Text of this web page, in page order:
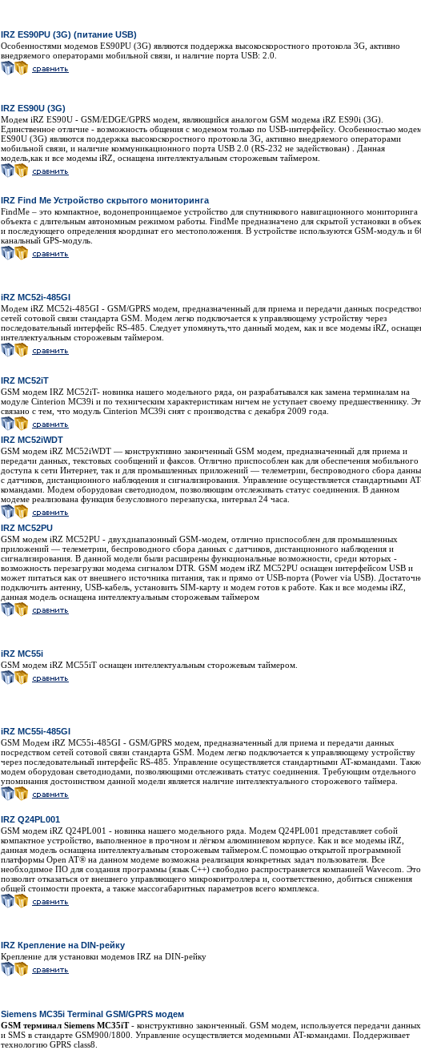
IRZ ES90PU (3G) (питание USB)
Особенностями модемов ES90PU (3G) являются поддержка высокоскоростного протокола 3G, активно
внедряемого операторами мобильной связи, и наличие порта USB: 2.0.
IRZ ES90U (3G)
Модем iRZ ES90U - GSM/EDGE/GPRS модем, являющийся аналогом GSM модема iRZ ES90i (3G).
Единственное отличие - возможность общения с модемом только по USB-интерфейсу. Особенностью
ES90U (3G) являются поддержка высокоскоростного протокола 3G, активно внедряемого операторами
мобильной связи, и наличие коммуникационного порта USB 2.0 (RS-232 не задействован) . Данная
модель,как и все модемы iRZ, оснащена интеллектуальным сторожевым таймером.
IRZ Find Me Устройство скрытого мониторинга
FindMe – это компактное, водонепроницаемое устройство для спутникового навигационного мониторинга
объекта с длительным автономным режимом работы. FindMe предназначено для скрытой установки в
и последующего определения координат его местоположения. В устройстве используются GSM-модуль и
канальный GPS-модуль.
iRZ MC52i-485GI
Модем iRZ MC52i-485GI - GSM/GPRS модем, предназначенный для приема и передачи данных
сетей сотовой связи стандарта GSM. Модем легко подключается к управляющему устройству через
последовательный интерфейс RS-485. Следует упомянуть,что данный модем, как и все модемы iRZ,
интеллектуальным сторожевым таймером.
IRZ MC52iT
GSM модем IRZ MC52iT- новинка нашего модельного ряда, он разрабатывался как замена терминалам на
модуле Cinterion MC39i и по техническим характеристикам ничем не уступает своему предшественнику.
связано с тем, что модуль Cinterion MC39i снят с производства с декабря 2009 года.
IRZ MC52iWDT
GSM модем iRZ MC52iWDT — конструктивно законченный GSM модем, предназначенный для приема и
передачи данных, текстовых сообщений и факсов. Отлично приспособлен как для обеспечения мобильного
доступа к сети Интернет, так и для промышленных приложений — телеметрии, беспроводного сбора
с датчиков, дистанционного наблюдения и сигнализирования. Управление осуществляется стандартными
командами. Модем оборудован светодиодом, позволяющим отслеживать статус соединения. В данном
модеме реализована функция безусловного перезапуска, интервал 24 часа.
IRZ MC52PU
GSM модем iRZ MC52PU - двухдиапазонный GSM-модем, отлично приспособлен для промышленных
приложений — телеметрии, беспроводного сбора данных с датчиков, дистанционного наблюдения и
сигнализирования. В данной модели были расширены функциональные возможности, среди которых -
возможность перезагрузки модема сигналом DTR. GSM модем iRZ MC52PU оснащен интерфейсом USB и
может питаться как от внешнего источника питания, так и прямо от USB-порта (Power via USB).
подключить антенну, USB-кабель, установить SIM-карту и модем готов к работе. Как и все модемы iRZ,
данная модель оснащена интеллектуальным сторожевым таймером
iRZ MC55i
GSM модем iRZ MC55iT оснащен интеллектуальным сторожевым таймером.
iRZ MC55i-485GI
GSM Модем iRZ MC55i-485GI - GSM/GPRS модем, предназначенный для приема и передачи данных
посредством сетей сотовой связи стандарта GSM. Модем легко подключается к управляющему устройству
через последовательный интерфейс RS-485. Управление осуществляется стандартными AT-командами.
модем оборудован светодиодами, позволяющими отслеживать статус соединения. Требующим отдельного
упоминания достоинством данной модели является наличие интеллектуального сторожевого таймера.
IRZ Q24PL001
GSM модем iRZ Q24PL001 - новинка нашего модельного ряда. Модем Q24PL001 представляет собой
компактное устройство, выполненное в прочном и лёгком алюминиевом корпусе. Как и все модемы iRZ,
данная модель оснащена интеллектуальным сторожевым таймером.С помощью открытой программной
платформы Open AT® на данном модеме возможна реализация конкретных задач пользователя. Все
необходимое ПО для создания программы (язык С++) свободно распространяется компанией Wavecom. Это
позволит отказаться от внешнего управляющего микроконтроллера и, соответственно, добиться снижения
общей стоимости проекта, а также массогабаритных параметров всего комплекса.
IRZ Крепление на DIN-рейку
Крепление для установки модемов IRZ на DIN-рейку
Siemens MC35i Terminal GSM/GPRS модем
GSM терминал Siemens MC35iT- конструктивно законченный. GSM модем, используется передачи данных
и SMS в стандарте GSM900/1800. Управление осуществляется модемными AT-командами. Поддерживает
технологию GPRS class8.